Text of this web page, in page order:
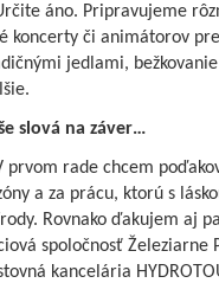
áno. Pripravujeme
koncerty či animátorov
jedlami,
slová na záver…
prvom rade chcem
a za prácu, ktorú s
Rovnako ďakujem aj
spoločnosť Železiarne
kancelária